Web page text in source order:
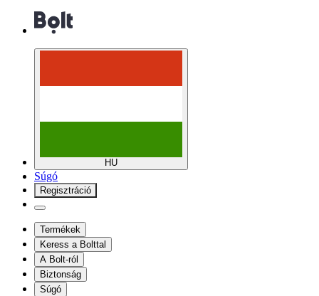
HU
Súgó
Regisztráció
Termékek
Keress a Bolttal
A Bolt-ról
Biztonság
Súgó